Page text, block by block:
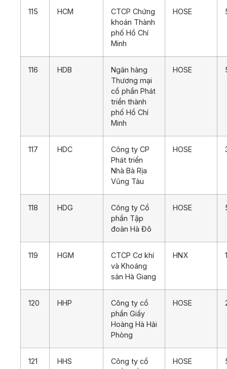
115 HCM
CTCP Chứng
khoán Thành
phố Hồ Chí
Minh
HOSE
116 HDB
Ngân hàng
Thương mại
cổ phần Phát
triển thành
phố Hồ Chí
Minh
HOSE
117 HDC
Công ty CP
Phát triển
Nhà Bà Rịa
Vũng Tàu
HOSE
118 HDG
Công ty Cổ
phần Tập
đoàn Hà Đô
HOSE
119 HGM
CTCP Cơ khí
và Khoáng
sản Hà Giang
HNX
120 HHP
Công ty cổ
phần Giấy
Hoàng Hà Hải
Phòng
HOSE
121 HHS
Công ty cổ
HOSE